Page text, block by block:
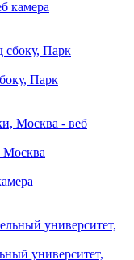
Парк
Москва
университет,